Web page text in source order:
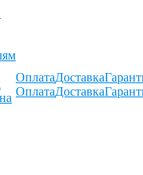
Оплата
Оплата
Доставка
Доставка